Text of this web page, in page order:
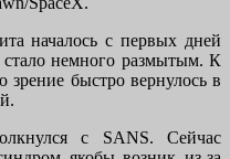
началось с первых дней
немного размытым. К
зрение быстро вернулось в
с SANS. Сейчас